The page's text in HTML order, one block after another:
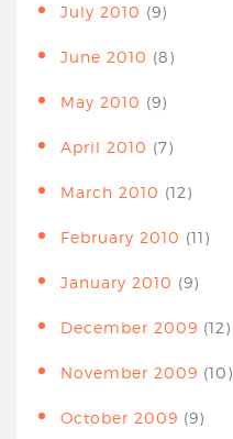
July 2010 (9)
June 2010 (8)
May 2010 (9)
April 2010 (7)
March 2010 (12)
February 2010 (11)
January 2010 (9)
December 2009 (12)
November 2009 (10)
October 2009 (9)